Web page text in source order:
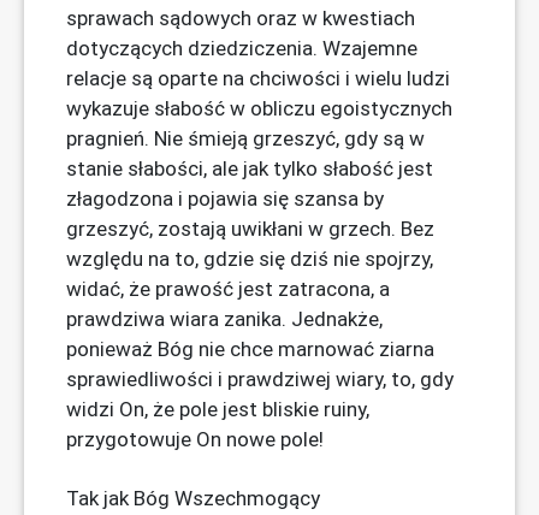
sprawach sądowych oraz w kwestiach
dotyczących dziedziczenia. Wzajemne
relacje są oparte na chciwości i wielu ludzi
wykazuje słabość w obliczu egoistycznych
pragnień. Nie śmieją grzeszyć, gdy są w
stanie słabości, ale jak tylko słabość jest
złagodzona i pojawia się szansa by
grzeszyć, zostają uwikłani w grzech. Bez
względu na to, gdzie się dziś nie spojrzy,
widać, że prawość jest zatracona, a
prawdziwa wiara zanika. Jednakże,
ponieważ Bóg nie chce marnować ziarna
sprawiedliwości i prawdziwej wiary, to, gdy
widzi On, że pole jest bliskie ruiny,
przygotowuje On nowe pole!
Tak jak Bóg Wszechmogący